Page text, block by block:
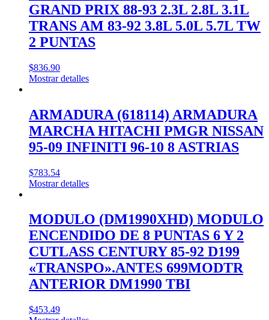
GRAND PRIX 88-93 2.3L 2.8L 3.1L
TRANS AM 83-92 3.8L 5.0L 5.7L TW
2 PUNTAS
$836.90
Mostrar detalles
ARMADURA (618114) ARMADURA
MARCHA HITACHI PMGR NISSAN
95-09 INFINITI 96-10 8 ASTRIAS
$783.54
Mostrar detalles
MODULO (DM1990XHD) MODULO
ENCENDIDO DE 8 PUNTAS 6 Y 2
CUTLASS CENTURY 85-92 D199
«TRANSPO».ANTES 699MODTR
ANTERIOR DM1990 TBI
$453.49